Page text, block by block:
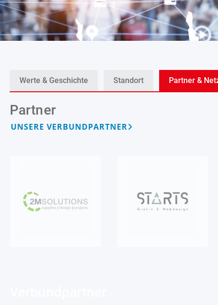
Werte & Geschichte Standort Partner &
Partner
UNSERE VERBUNDPARTNER